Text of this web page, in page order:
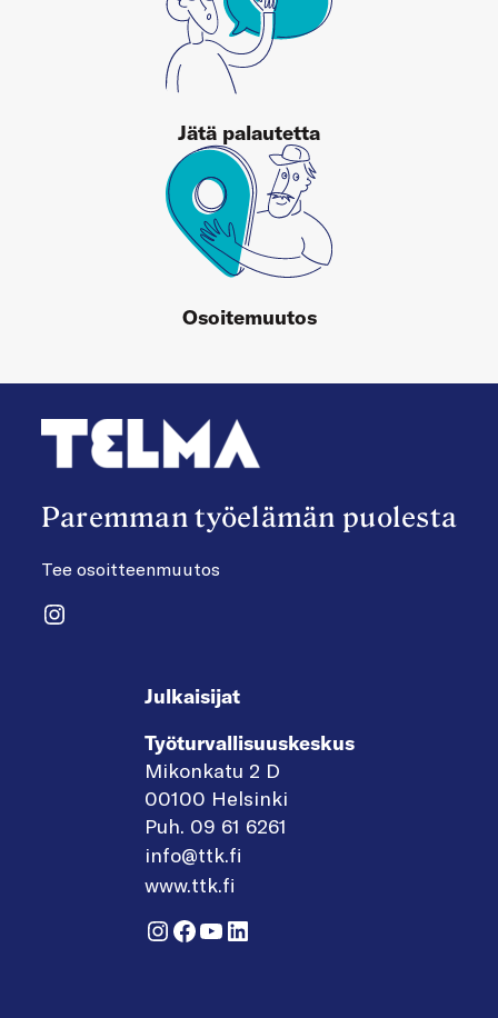
Jätä palautetta
Osoitemuutos
Paremman työelämän puolesta
Tee osoitteenmuutos
Instagram
Julkaisijat
Työturvallisuuskeskus
Mikonkatu 2 D
00100 Helsinki
Puh. 09 61 6261
info@ttk.fi
www.ttk.fi
Instagram
Facebook
YouTube
LinkedIn